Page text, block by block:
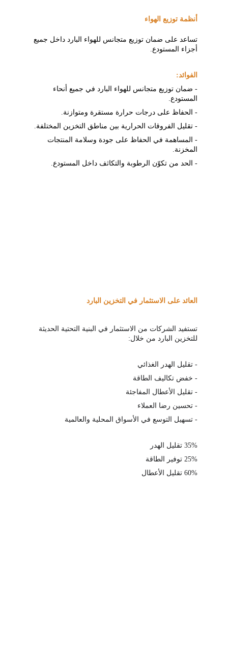
أنظمة توزيع الهواء
تساعد على ضمان توزيع متجانس للهواء البارد داخل جميع
أجزاء المستودع.
الفوائد:
- ضمان توزيع متجانس للهواء البارد في جميع أنحاء
المستودع.
- الحفاظ على درجات حرارة مستقرة ومتوازنة.
- تقليل الفروقات الحرارية بين مناطق التخزين المختلفة.
- المساهمة في الحفاظ على جودة وسلامة المنتجات
المخزنة.
- الحد من تكوّن الرطوبة والتكاثف داخل المستودع.
العائد على الاستثمار في التخزين البارد
تستفيد الشركات من الاستثمار في البنية التحتية الحديثة
للتخزين البارد من خلال:
- تقليل الهدر الغذائي
- خفض تكاليف الطاقة
- تقليل الأعطال المفاجئة
- تحسين رضا العملاء
- تسهيل التوسع في الأسواق المحلية والعالمية
35% تقليل الهدر
25% توفير الطاقة
60% تقليل الأعطال